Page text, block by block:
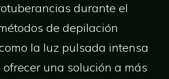
durante el
de depilación
la luz pulsada intensa
ofrecer una solución a más